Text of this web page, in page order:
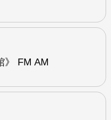
》 FM AM